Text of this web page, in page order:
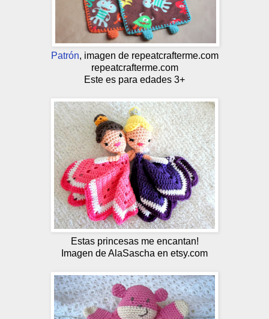
Patrón, imagen de repeatcrafterme.com
repeatcrafterme.com
Este es para edades 3+
Estas princesas me encantan!
Imagen de AlaSascha en etsy.com